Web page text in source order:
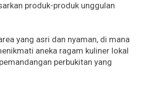
produk-produk unggulan
yang asri dan nyaman, di mana
aneka ragam kuliner lokal
perbukitan yang